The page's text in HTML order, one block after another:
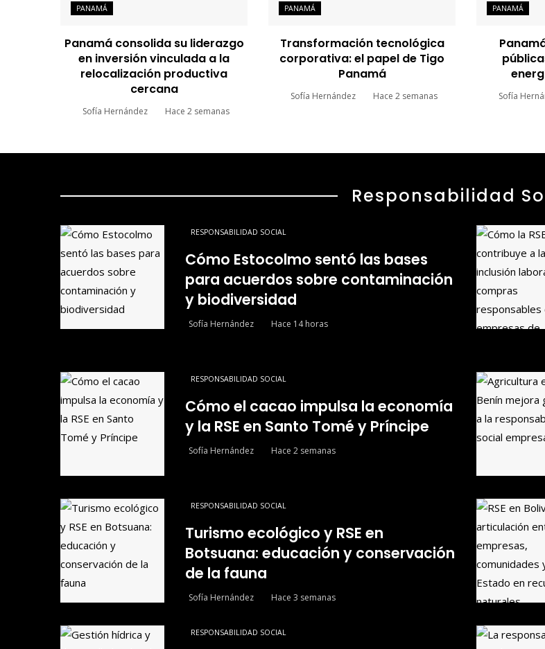
PANAMÁ
Panamá consolida su liderazgo
en inversión vinculada a la
relocalización productiva
cercana
Sofía Hernández Hace 2 semanas
PANAMÁ
Transformación tecnológica
corporativa: el papel de Tigo
Panamá
Sofía Hernández Hace 2 semanas
PANAMÁ
Sofía
Responsabilidad
RESPONSABILIDAD SOCIAL
Cómo Estocolmo sentó las bases
para acuerdos sobre contaminación
y biodiversidad
Sofía Hernández Hace 14 horas
RESPONSABILIDAD SOCIAL
Cómo el cacao impulsa la economía
y la RSE en Santo Tomé y Príncipe
Sofía Hernández Hace 2 semanas
RESPONSABILIDAD SOCIAL
Turismo ecológico y RSE en
Botsuana: educación y conservación
de la fauna
Sofía Hernández Hace 3 semanas
RESPONSABILIDAD SOCIAL